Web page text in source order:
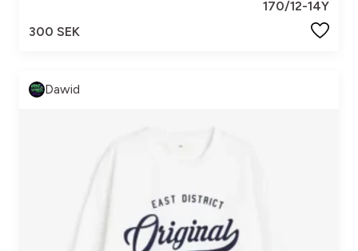
170/12-14Y
300 SEK
Dawid